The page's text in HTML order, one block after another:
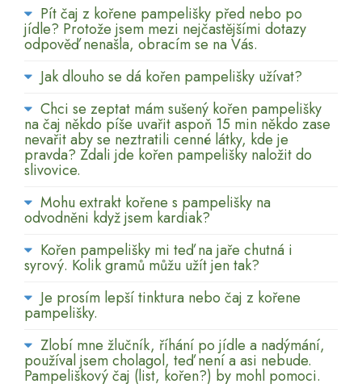
Pít čaj z kořene pampelišky před nebo po
jídle? Protože jsem mezi nejčastějšími dotazy
odpověď nenašla, obracím se na Vás.
Jak dlouho se dá kořen pampelišky užívat?
Chci se zeptat mám sušený kořen pampelišky
na čaj někdo píše uvařit aspoň 15 min někdo zase
nevařit aby se neztratili cenné látky, kde je
pravda? Zdali jde kořen pampelišky naložit do
slivovice.
Mohu extrakt kořene s pampelišky na
odvodněni když jsem kardiak?
Kořen pampelišky mi teď na jaře chutná i
syrový. Kolik gramů můžu užít jen tak?
Je prosím lepší tinktura nebo čaj z kořene
pampelišky.
Zlobí mne žlučník, říhání po jídle a nadýmání,
používal jsem cholagol, teď není a asi nebude.
Pampeliškový čaj (list, kořen?) by mohl pomoci.